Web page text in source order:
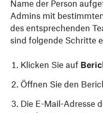
Name der Person
Admins mit
des entsprechenden
sind folgende Schritte
Klicken Sie auf
Öffnen Sie den
Die E-Mail-Adresse